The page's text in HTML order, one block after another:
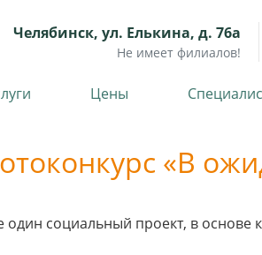
Челябинск, ул. Елькина, д. 76а
Не имеет филиалов!
Цены
«В
один социальный проект, в основе